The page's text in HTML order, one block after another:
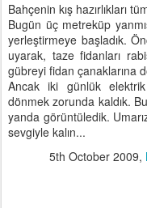
Bahçenin kış hazırlıkları
Bugün üç metreküp
yerleştirmeye başladık.
uyarak, taze fidanları
gübreyi fidan çanaklarına
Ancak iki günlük
dönmek zorunda kaldık.
yanda görüntüledik.
sevgiyle kalın...
5th October 2009,